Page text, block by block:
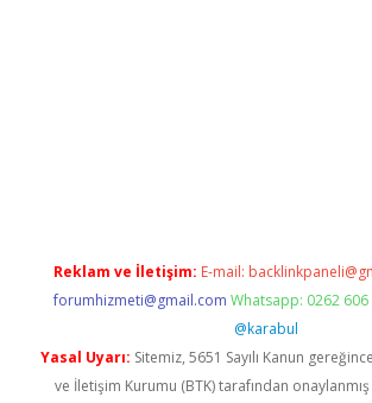
Reklam ve İletişim: E-mail:
forumhizmeti@gmail.com Whatsapp: 0262 606
@karabul
Yasal Uyarı: Sitemiz, 5651 Sayılı Kanun
ve İletişim Kurumu (BTK) tarafından onaylanmış